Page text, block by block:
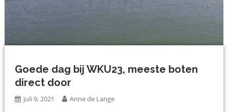
Goede dag bij WKU23, meeste boten
direct door
juli 9, 2021 Anne de Lange